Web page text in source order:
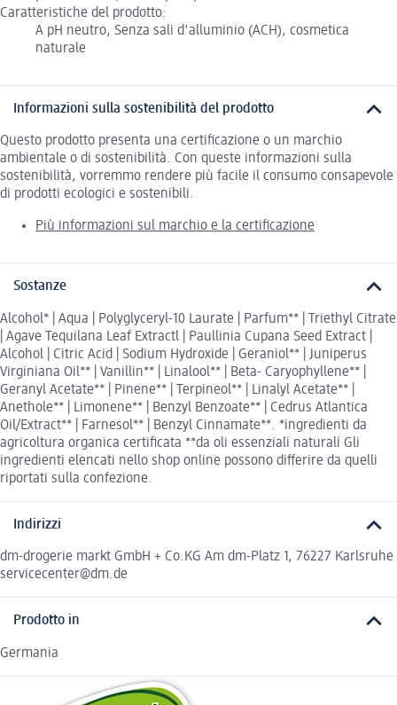
Caratteristiche del prodotto:
A pH neutro, Senza sali d'alluminio (ACH), cosmetica
naturale
Informazioni sulla sostenibilità del prodotto
Questo prodotto presenta una certificazione o un marchio
ambientale o di sostenibilità. Con queste informazioni sulla
sostenibilità, vorremmo rendere più facile il consumo consapevole
di prodotti ecologici e sostenibili.
Più informazioni sul marchio e la certificazione
Sostanze
Alcohol* | Aqua | Polyglyceryl-10 Laurate | Parfum** | Triethyl Citrate
| Agave Tequilana Leaf Extractl | Paullinia Cupana Seed Extract |
Alcohol | Citric Acid | Sodium Hydroxide | Geraniol** | Juniperus
Virginiana Oil** | Vanillin** | Linalool** | Beta- Caryophyllene** |
Geranyl Acetate** | Pinene** | Terpineol** | Linalyl Acetate** |
Anethole** | Limonene** | Benzyl Benzoate** | Cedrus Atlantica
Oil/Extract** | Farnesol** | Benzyl Cinnamate**. *ingredienti da
agricoltura organica certificata **da oli essenziali naturali Gli
ingredienti elencati nello shop online possono differire da quelli
riportati sulla confezione.
Indirizzi
dm-drogerie markt GmbH + Co.KG Am dm-Platz 1, 76227 Karlsruhe
servicecenter@dm.de
Prodotto in
Germania